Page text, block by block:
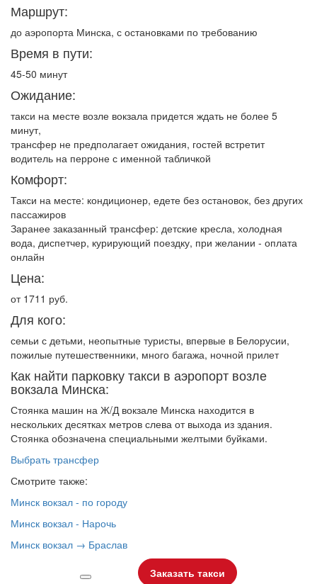
Маршрут:
до аэропорта Минска, с остановками по требованию
Время в пути:
45-50 минут
Ожидание:
такси на месте возле вокзала придется ждать не более 5
минут,
трансфер не предполагает ожидания, гостей встретит
водитель на перроне с именной табличкой
Комфорт:
Такси на месте: кондиционер, едете без остановок, без других
пассажиров
Заранее заказанный трансфер: детские кресла, холодная
вода, диспетчер, курирующий поездку, при желании - оплата
онлайн
Цена:
от 1711 руб.
Для кого:
семьи с детьми, неопытные туристы, впервые в Белорусии,
пожилые путешественники, много багажа, ночной прилет
Как найти парковку такси в аэропорт возле
вокзала Минска:
Стоянка машин на Ж/Д вокзале Минска находится в
нескольких десятках метров слева от выхода из здания.
Стоянка обозначена специальными желтыми буйками.
Выбрать трансфер
Смотрите также:
Минск вокзал - по городу
Минск вокзал - Нарочь
Минск вокзал → Браслав
Заказать такси